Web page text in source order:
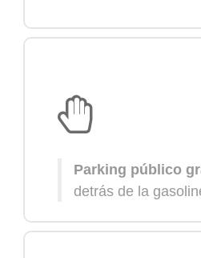
Parking público
detrás de la